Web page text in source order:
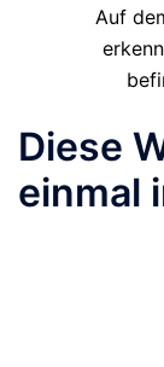
Auf
Diese
einmal